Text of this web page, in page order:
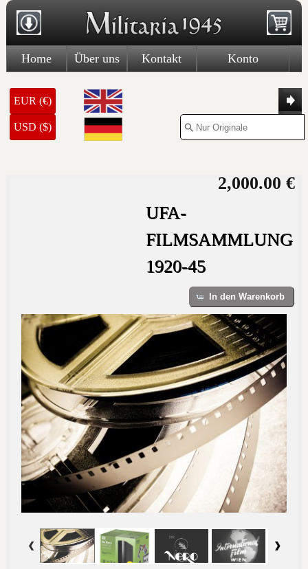
Home Über uns Kontakt Konto
EUR (€)
USD ($)
2,000.00 €
UFA-
FILMSAMMLUNG
1920-45
In den Warenkorb